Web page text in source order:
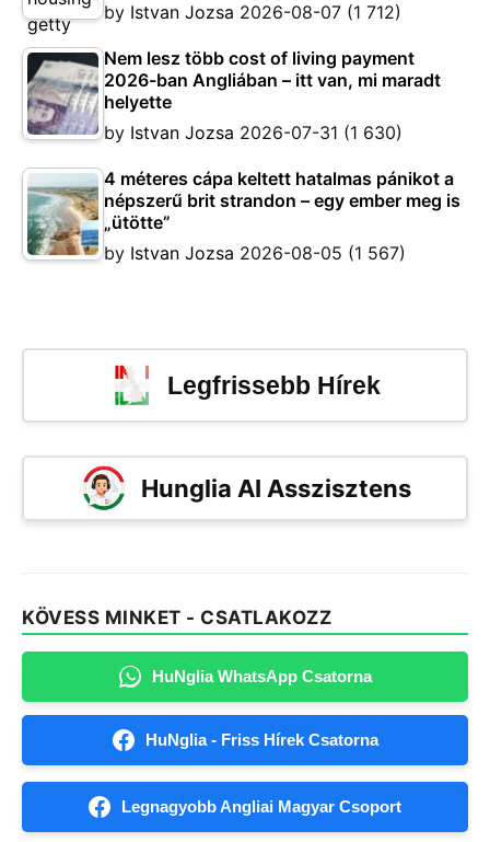
by Istvan Jozsa 2026-08-07 (1 712)
Nem lesz több cost of living payment
2026-ban Angliában – itt van, mi maradt
helyette
by Istvan Jozsa 2026-07-31 (1 630)
4 méteres cápa keltett hatalmas pánikot a
népszerű brit strandon – egy ember meg is
„ütötte”
by Istvan Jozsa 2026-08-05 (1 567)
Legfrissebb Hírek
Hunglia AI Asszisztens
KÖVESS MINKET - CSATLAKOZZ
HuNglia WhatsApp Csatorna
HuNglia - Friss Hírek Csatorna
Legnagyobb Angliai Magyar Csoport